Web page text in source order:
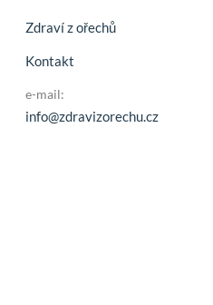
Zdraví z ořechů
Kontakt
e-mail:
info@zdravizorechu.cz